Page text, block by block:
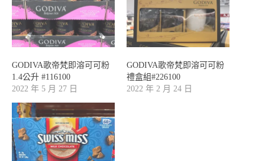
GODIVA歌帝梵即溶可可粉
1.4公升 #116100
2022 年 5 月 27 日
GODIVA歌帝梵即溶可可粉
禮盒組#226100
2022 年 2 月 24 日